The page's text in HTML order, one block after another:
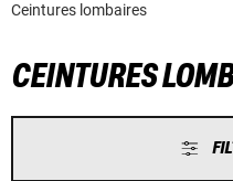
Ceintures lombaires
CEINTURES